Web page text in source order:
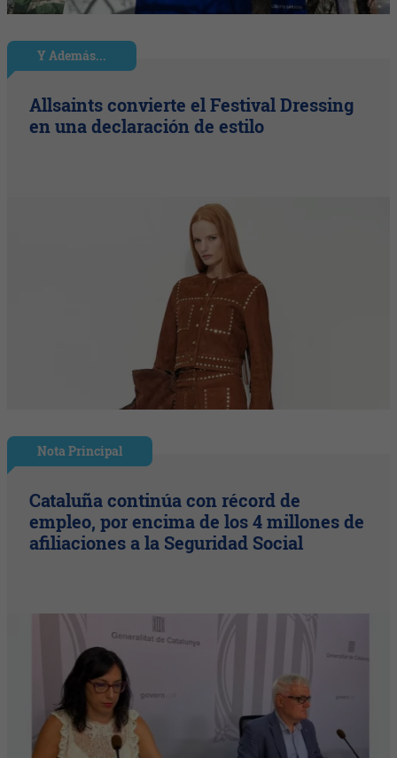
Y Además...
Allsaints convierte el Festival Dressing
en una declaración de estilo
Nota Principal
Cataluña continúa con récord de
empleo, por encima de los 4 millones de
afiliaciones a la Seguridad Social